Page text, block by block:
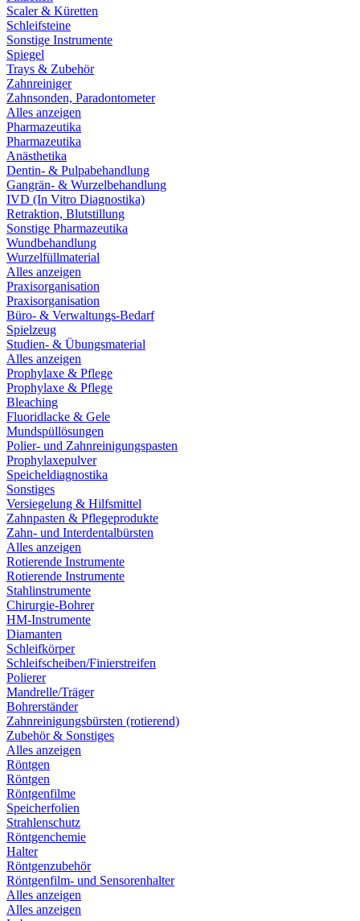
Scaler & Küretten
Schleifsteine
Sonstige Instrumente
Spiegel
Trays & Zubehör
Zahnreiniger
Zahnsonden, Paradontometer
Alles anzeigen
Pharmazeutika
Pharmazeutika
Anästhetika
Dentin- & Pulpabehandlung
Gangrän- & Wurzelbehandlung
IVD (In Vitro Diagnostika)
Retraktion, Blutstillung
Sonstige Pharmazeutika
Wundbehandlung
Wurzelfüllmaterial
Alles anzeigen
Praxisorganisation
Praxisorganisation
Büro- & Verwaltungs-Bedarf
Spielzeug
Studien- & Übungsmaterial
Alles anzeigen
Prophylaxe & Pflege
Prophylaxe & Pflege
Bleaching
Fluoridlacke & Gele
Mundspüllösungen
Polier- und Zahnreinigungspasten
Prophylaxepulver
Speicheldiagnostika
Sonstiges
Versiegelung & Hilfsmittel
Zahnpasten & Pflegeprodukte
Zahn- und Interdentalbürsten
Alles anzeigen
Rotierende Instrumente
Rotierende Instrumente
Stahlinstrumente
Chirurgie-Bohrer
HM-Instrumente
Diamanten
Schleifkörper
Schleifscheiben/Finierstreifen
Polierer
Mandrelle/Träger
Bohrerständer
Zahnreinigungsbürsten (rotierend)
Zubehör & Sonstiges
Alles anzeigen
Röntgen
Röntgen
Röntgenfilme
Speicherfolien
Strahlenschutz
Röntgenchemie
Halter
Röntgenzubehör
Röntgenfilm- und Sensorenhalter
Alles anzeigen
Alles anzeigen